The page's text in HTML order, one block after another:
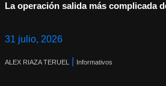
La operación salida más complicada
31 julio, 2026
ALEX RIAZA TERUEL Informativos